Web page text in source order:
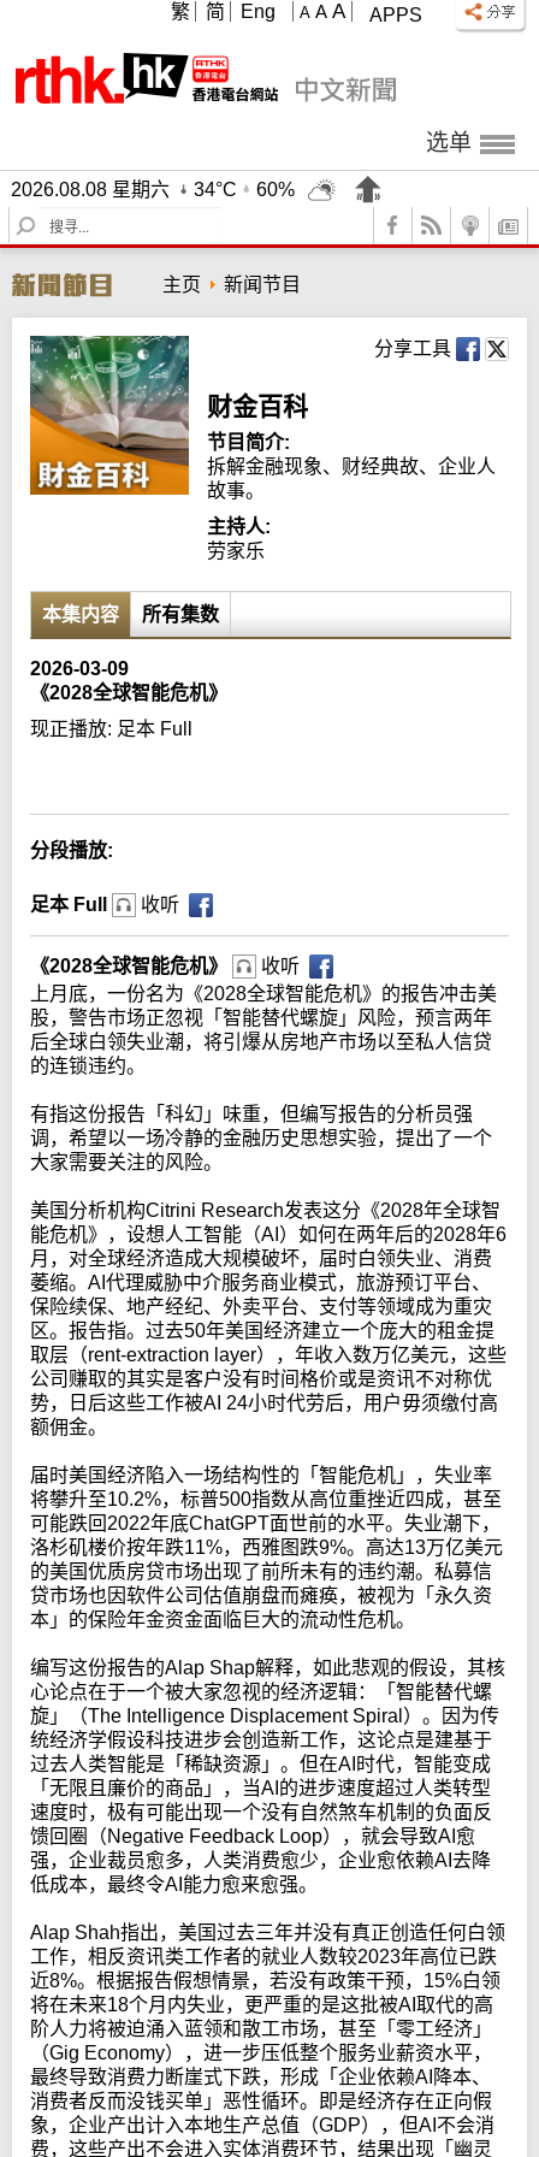
APPS
A A A
繁 简 Eng
选单
2026.08.08 星期六 34°C
60%
S
e
r
c
h
主页 新闻节目
分享工具
财金百科
节目简介:
拆解金融现象、财经典故、企业人
故事。
主持人:
劳家乐
本集内容 所有集数
2026-03-09
《2028全球智能危机》
现正播放: 足本 Full
分段播放:
足本 Full 收听
《2028全球智能危机》
收听
上月底，一份名为《2028全球智能危机》的报告冲击美
股，警告市场正忽视「智能替代螺旋」风险，预言两年
后全球白领失业潮，将引爆从房地产市场以至私人信贷
的连锁违约。
有指这份报告「科幻」味重，但编写报告的分析员强
调，希望以一场冷静的金融历史思想实验，提出了一个
大家需要关注的风险。
美国分析机构Citrini Research发表这分《2028年全球智
能危机》，设想人工智能（AI）如何在两年后的2028年6
月，对全球经济造成大规模破坏，届时白领失业、消费
萎缩。AI代理威胁中介服务商业模式，旅游预订平台、
保险续保、地产经纪、外卖平台、支付等领域成为重灾
区。报告指。过去50年美国经济建立一个庞大的租金提
取层（rent-extraction layer），年收入数万亿美元，这些
公司赚取的其实是客户没有时间格价或是资讯不对称优
势，日后这些工作被AI 24小时代劳后，用户毋须缴付高
额佣金。
届时美国经济陷入一场结构性的「智能危机」，失业率
将攀升至10.2%，标普500指数从高位重挫近四成，甚至
可能跌回2022年底ChatGPT面世前的水平。失业潮下，
洛杉矶楼价按年跌11%，西雅图跌9%。高达13万亿美元
的美国优质房贷市场出现了前所未有的违约潮。私募信
贷市场也因软件公司估值崩盘而瘫痪，被视为「永久资
本」的保险年金资金面临巨大的流动性危机。
编写这份报告的Alap Shap解释，如此悲观的假设，其核
心论点在于一个被大家忽视的经济逻辑：「智能替代螺
旋」（The Intelligence Displacement Spiral）。因为传
统经济学假设科技进步会创造新工作，这论点是建基于
过去人类智能是「稀缺资源」。但在AI时代，智能变成
「无限且廉价的商品」，当AI的进步速度超过人类转型
速度时，极有可能出现一个没有自然煞车机制的负面反
馈回圈（Negative Feedback Loop），就会导致AI愈
强，企业裁员愈多，人类消费愈少，企业愈依赖AI去降
低成本，最终令AI能力愈来愈强。
Alap Shah指出，美国过去三年并没有真正创造任何白领
工作，相反资讯类工作者的就业人数较2023年高位已跌
近8%。根据报告假想情景，若没有政策干预，15%白领
将在未来18个月内失业，更严重的是这批被AI取代的高
阶人力将被迫涌入蓝领和散工市场，甚至「零工经济」
（Gig Economy），进一步压低整个服务业薪资水平，
最终导致消费力断崖式下跌，形成「企业依赖AI降本、
消费者反而没钱买单」恶性循环。即是经济存在正向假
象，企业产出计入本地生产总值（GDP），但AI不会消
费，这些产出不会进入实体消费环节，结果出现「幽灵